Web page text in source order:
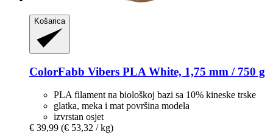
Košarica
ColorFabb Vibers PLA White, 1,75 mm / 750 g
PLA filament na biološkoj bazi sa 10% kineske trske
glatka, meka i mat površina modela
izvrstan osjet
€ 39,99 (€ 53,32 / kg)